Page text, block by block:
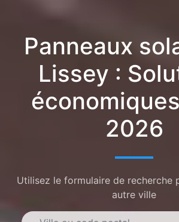
Panneaux
Lissey :
2026
Utilisez le formulaire de recherche
autre ville